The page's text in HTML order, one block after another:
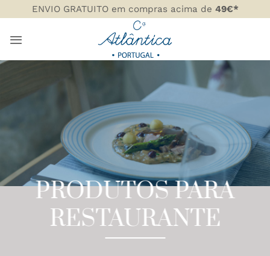
to
content
ENVIO GRATUITO em compras acima de 49€*
PRODUTOS PARA
RESTAURANTE